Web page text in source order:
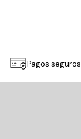
Pagos seguros